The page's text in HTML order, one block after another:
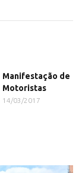
Manifestação de
Motoristas
14/03/2017